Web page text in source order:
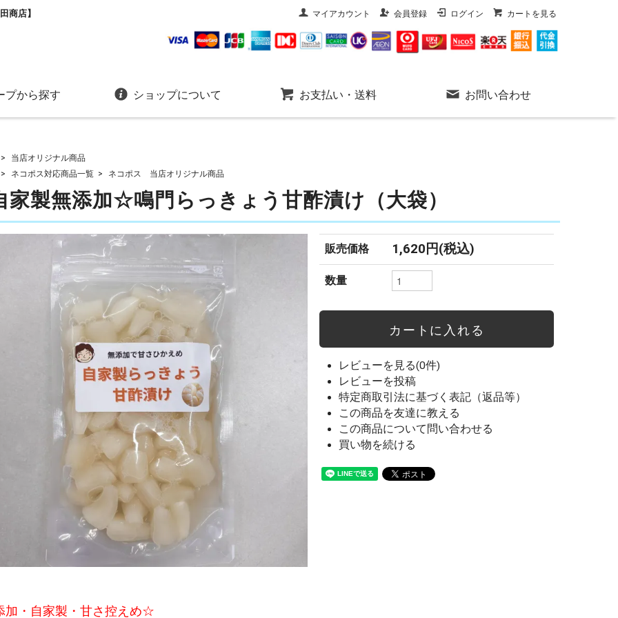
商店】 マイアカウント 会員登録 ログイン カートを見る
プから探す ショップについて お支払い・送料 お問い合わせ
当店オリジナル商品
ネコポス対応商品一覧 > ネコポス 当店オリジナル商品
製無添加☆鳴門らっきょう甘酢漬け（大袋）
販売価格 1,620円(税込)
数量
レビューを見る(0件)
レビューを投稿
特定商取引法に基づく表記（返品等）
この商品を友達に教える
この商品について問い合わせる
買い物を続ける
・自家製・甘さ控えめ☆